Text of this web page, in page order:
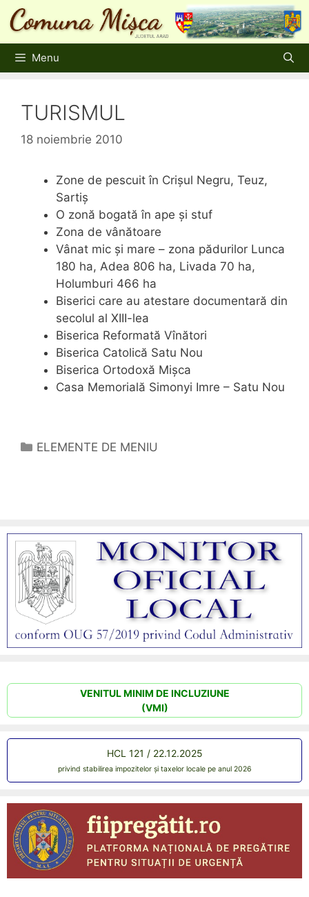
Sari
conținut
Menu
TURISMUL
18 noiembrie 2010
Zone de pescuit în Crişul Negru, Teuz,
Sartiş
O zonă bogată în ape şi stuf
Zona de vânătoare
Vânat mic şi mare – zona pădurilor Lunca
180 ha, Adea 806 ha, Livada 70 ha,
Holumburi 466 ha
Biserici care au atestare documentară din
secolul al XIII-lea
Biserica Reformată Vînători
Biserica Catolică Satu Nou
Biserica Ortodoxă Mişca
Casa Memorială Simonyi Imre – Satu Nou
Categorii
ELEMENTE DE MENIU
VENITUL MINIM DE INCLUZIUNE
(VMI)
HCL 121 / 22.12.2025
privind stabilirea impozitelor și taxelor locale pe anul 2026